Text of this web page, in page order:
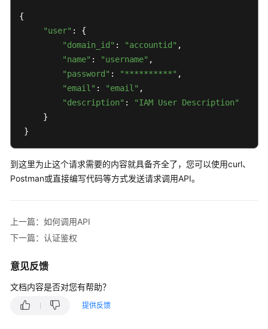
{
"user" : {
"domain_id" : "accountid" ,
"name" : "username" ,
"password" : "**********" ,
"email" : "email" ,
"description" :
"IAM User Description"
     }
}
到这里为止这个请求需要的内容就具备齐全了，您可以使用curl、
Postman或直接编写代码等方式发送请求调用API。
上一篇：如何调用API
下一篇：认证鉴权
意见反馈
文档内容是否对您有帮助？
提供反馈